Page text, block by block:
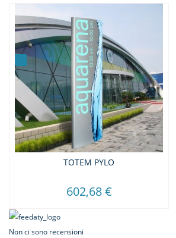
TOTEM PYLO
602,68 €
Non ci sono recensioni